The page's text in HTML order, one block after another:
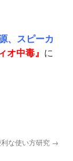
、スピーカ
オ中毒』 に
な使い方研究 →